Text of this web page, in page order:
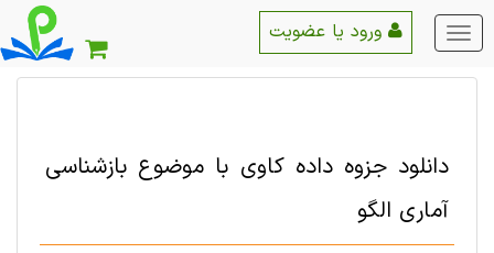
منو
اصلی
دانلود جزوه داده کاوی با موضوع بازشناسی
آماری الگو